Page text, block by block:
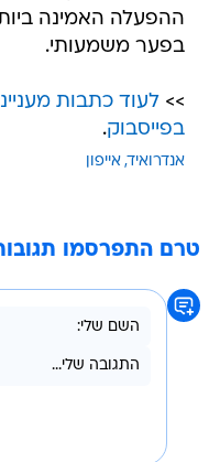
ההפעלה האמינה
בפער משמעותי.
>>לעוד כתבות
בפייסבוק.
אנדרואיד אייפון
טרם התפרסמו